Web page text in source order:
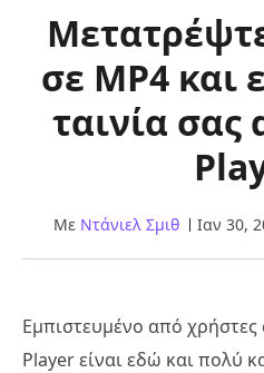
σε MP4 και
ταινία σας
Με Ντάνιελ Σμιθ Ιαν 30,
Εμπιστευμένο από
Player είναι εδώ και πολύ